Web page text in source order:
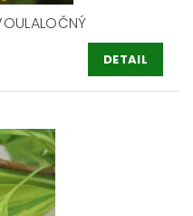
DETAIL